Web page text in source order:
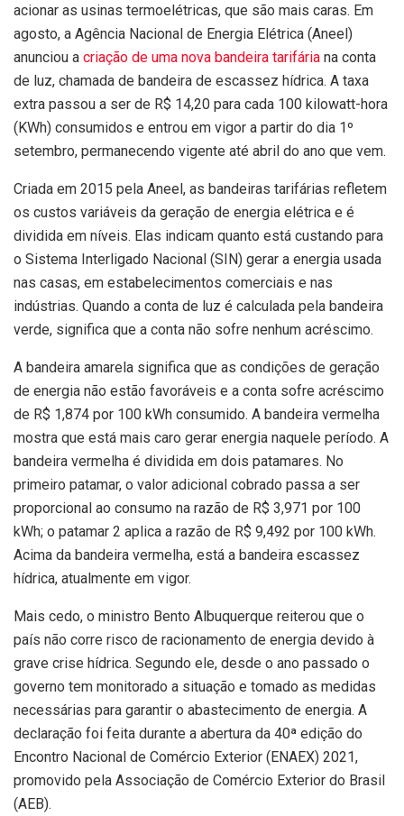
acionar as usinas termoelétricas, que são mais caras. Em
agosto, a Agência Nacional de Energia Elétrica (Aneel)
anunciou a criação de uma nova bandeira tarifária na conta
de luz, chamada de bandeira de escassez hídrica. A taxa
extra passou a ser de R$ 14,20 para cada 100 kilowatt-hora
(KWh) consumidos e entrou em vigor a partir do dia 1º
setembro, permanecendo vigente até abril do ano que vem.
Criada em 2015 pela Aneel, as bandeiras tarifárias refletem
os custos variáveis da geração de energia elétrica e é
dividida em níveis. Elas indicam quanto está custando para
o Sistema Interligado Nacional (SIN) gerar a energia usada
nas casas, em estabelecimentos comerciais e nas
indústrias. Quando a conta de luz é calculada pela bandeira
verde, significa que a conta não sofre nenhum acréscimo.
A bandeira amarela significa que as condições de geração
de energia não estão favoráveis e a conta sofre acréscimo
de R$ 1,874 por 100 kWh consumido. A bandeira vermelha
mostra que está mais caro gerar energia naquele período. A
bandeira vermelha é dividida em dois patamares. No
primeiro patamar, o valor adicional cobrado passa a ser
proporcional ao consumo na razão de R$ 3,971 por 100
kWh; o patamar 2 aplica a razão de R$ 9,492 por 100 kWh.
Acima da bandeira vermelha, está a bandeira escassez
hídrica, atualmente em vigor.
Mais cedo, o ministro Bento Albuquerque reiterou que o
país não corre risco de racionamento de energia devido à
grave crise hídrica. Segundo ele, desde o ano passado o
governo tem monitorado a situação e tomado as medidas
necessárias para garantir o abastecimento de energia. A
declaração foi feita durante a abertura da 40ª edição do
Encontro Nacional de Comércio Exterior (ENAEX) 2021,
promovido pela Associação de Comércio Exterior do Brasil
(AEB).